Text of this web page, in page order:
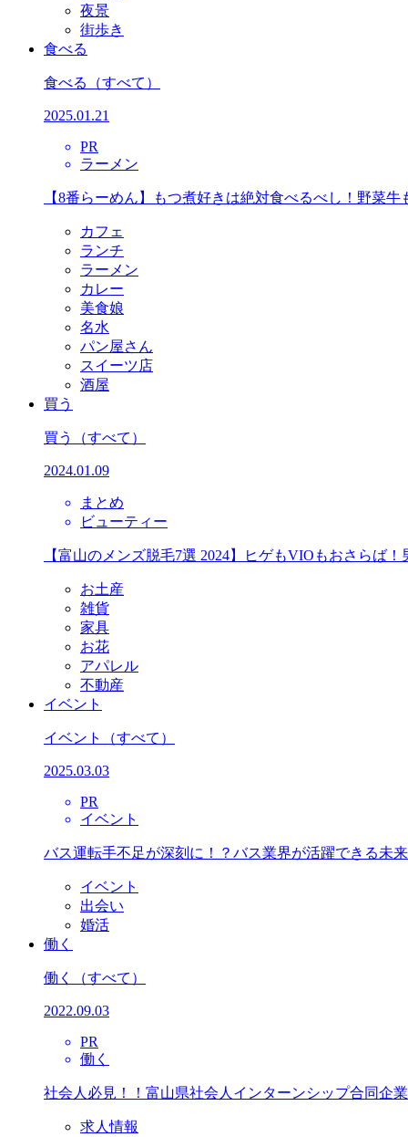
夜景
街歩き
食べる
食べる （すべて）
2025.01.21
PR
ラーメン
【8番らーめん】もつ煮好きは絶対食べるべし！野菜
カフェ
ランチ
ラーメン
カレー
美食娘
名水
パン屋さん
スイーツ店
酒屋
買う
買う （すべて）
2024.01.09
まとめ
ビューティー
【富山のメンズ脱毛7選 2024】ヒゲもVIOもおさらば
お土産
雑貨
家具
お花
アパレル
不動産
イベント
イベント （すべて）
2025.03.03
PR
イベント
バス運転手不足が深刻に！？バス業界が活躍できる未
イベント
出会い
婚活
働く
働く （すべて）
2022.09.03
PR
働く
社会人必見！！富山県社会人インターンシップ合同企
求人情報